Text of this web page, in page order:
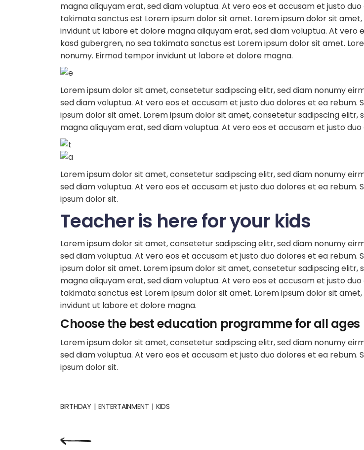
magna aliquyam erat, sed diam voluptua. At vero eos et accusam et justo
takimata sanctus est Lorem ipsum dolor sit amet. Lorem ipsum dolor sit
invidunt ut labore et dolore magna aliquyam erat, sed diam voluptua. At
kasd gubergren, no sea takimata sanctus est Lorem ipsum dolor sit amet.
nonumy. Eirmod tempor invidunt ut labore et dolore magna.
Lorem ipsum dolor sit amet, consetetur sadipscing elitr, sed diam nonumy
sed diam voluptua. At vero eos et accusam et justo duo dolores et ea
ipsum dolor sit amet. Lorem ipsum dolor sit amet, consetetur sadipscing
magna aliquyam erat, sed diam voluptua. At vero eos et accusam et justo duo
Lorem ipsum dolor sit amet, consetetur sadipscing elitr, sed diam nonumy
sed diam voluptua. At vero eos et accusam et justo duo dolores et ea
ipsum dolor sit.
Teacher is here for your kids
Lorem ipsum dolor sit amet, consetetur sadipscing elitr, sed diam nonumy
sed diam voluptua. At vero eos et accusam et justo duo dolores et ea
ipsum dolor sit amet. Lorem ipsum dolor sit amet, consetetur sadipscing
magna aliquyam erat, sed diam voluptua. At vero eos et accusam et justo
takimata sanctus est Lorem ipsum dolor sit amet. Lorem ipsum dolor sit
invidunt ut labore et dolore magna.
Choose the best education programme for all ages
Lorem ipsum dolor sit amet, consetetur sadipscing elitr, sed diam nonumy
sed diam voluptua. At vero eos et accusam et justo duo dolores et ea
ipsum dolor sit.
BIRTHDAY ENTERTAINMENT KIDS